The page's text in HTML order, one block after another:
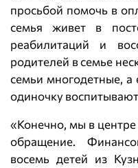
просьбой помочь в
семья живет в
реабилитаций и
родителей в семье
семьи многодетные, а
одиночку
«Конечно, мы в центре
обращение.
восемь детей из